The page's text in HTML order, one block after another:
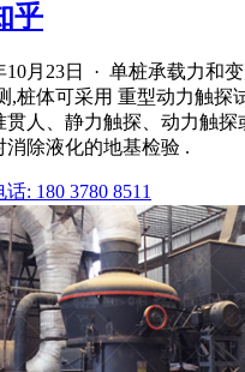
乎
10月23日 · 单桩承载力和
,桩体可采用 重型动力触探
贯人、静力触探、动力触
消除液化的地基检验 .
: 180 3780 8511